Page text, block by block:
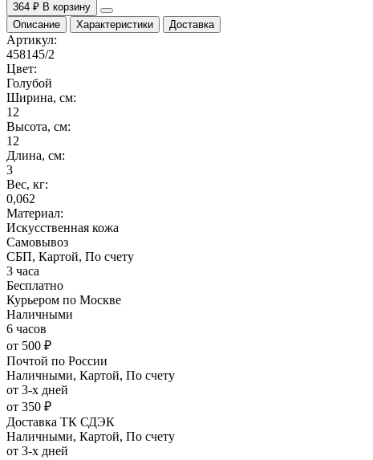
364 ₽ В корзину
Описание
Характеристики Доставка
Артикул:
458145/2
Цвет:
Голубой
Ширина, см:
12
Высота, см:
12
Длина, см:
3
Вес, кг:
0,062
Материал:
Искусственная кожа
Самовывоз
СБП, Картой, По счету
3 часа
Бесплатно
Курьером по Москве
Наличными
6 часов
от 500 ₽
Почтой по России
Наличными, Картой, По счету
от 3-х дней
от 350 ₽
Доставка ТК СДЭК
Наличными, Картой, По счету
от 3-х дней